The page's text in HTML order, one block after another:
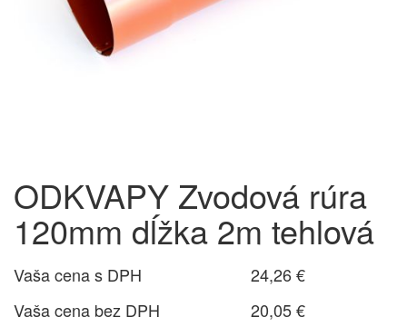
ODKVAPY Zvodová rúra
120mm dĺžka 2m tehlová
Vaša cena s DPH
24,26 €
Vaša cena bez DPH
20,05 €